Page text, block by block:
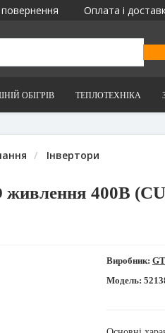
Оплата і
ОБІГРІВ ТЕПЛОТЕХНІКА
Інвертори
живлення 400В
Виробник:
Модель: